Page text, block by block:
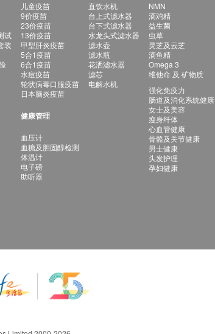
试
装
儿童疫苗
9价疫苗
23价疫苗
13价疫苗
甲型肝炎疫苗
5合1疫苗
6合1疫苗
水痘疫苗
轮状病毒口服疫苗
日本脑炎疫苗
健康管理
血压计
血糖及胆固醇检测
体温计
电子磅
助听器
直饮水机
台上式滤水器
台下式滤水器
水龙头式滤水器
滤水壶
滤水瓶
花洒滤水器
滤芯
电解水机
NMN
滴鸡精
益生菌
虫草
灵芝及云芝
滴鱼精
Omega 3
维他命 及 矿物质
强化免疫力
肠道及消化系统健康
女士及美容
瘦身纤体
心血管健康
骨骼及关节健康
男士健康
头发护理
孕妇健康